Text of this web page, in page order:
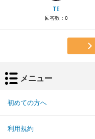
TE
回答数： 0
メニュー
初めての方へ
利用規約